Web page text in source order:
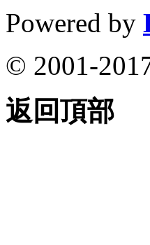
Powered by
© 2001-
返回頂部